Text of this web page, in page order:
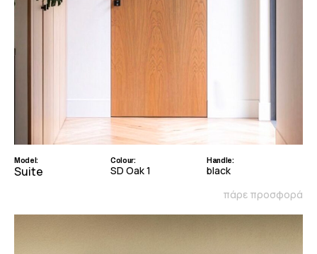
Model:
Suite
Colour:
SD Oak 1
Handle:
black
πάρε προσφορά